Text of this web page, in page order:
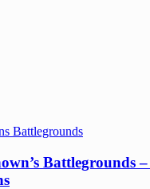
Battlegrounds
Battlegrounds